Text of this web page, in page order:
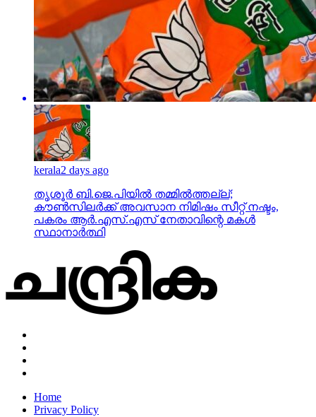
kerala2 days ago
തൃശൂര്‍ ബി.ജെ.പിയില്‍ തമ്മില്‍ത്തല്ല്;
കൗണ്‍സിലര്‍ക്ക് അവസാന നിമിഷം സീറ്റ് നഷ്ടം,
പകരം ആര്‍.എസ്.എസ് നേതാവിന്റെ മകള്‍
സ്ഥാനാര്‍ത്ഥി
Home
Privacy Policy